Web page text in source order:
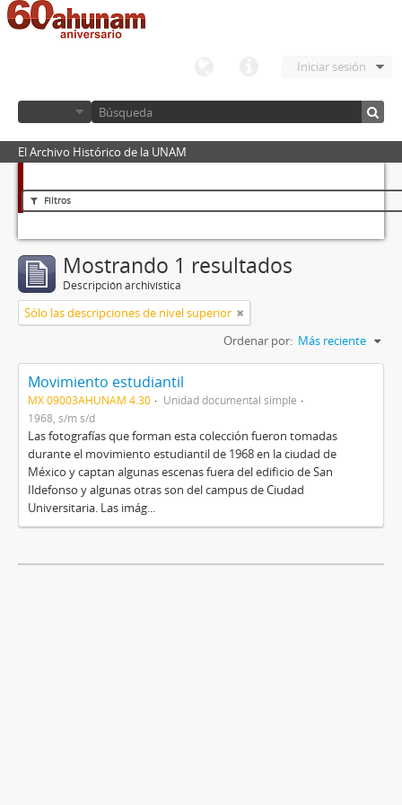
Iniciar sesión
El Archivo Histórico de la UNAM
Filtros
Mostrando 1 resultados
Descripción archivística
Sólo las descripciones de nivel superior
Ordenar por: Más reciente
Movimiento estudiantil
MX 09003AHUNAM 4.30
Unidad documental simple
1968, s/m s/d
Las fotografías que forman esta colección fueron tomadas
durante el movimiento estudiantil de 1968 en la ciudad de
México y captan algunas escenas fuera del edificio de San
Ildefonso y algunas otras son del campus de Ciudad
Universitaria. Las imág...